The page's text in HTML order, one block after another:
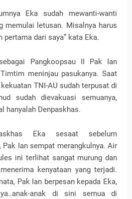
Eka sudah mewanti-wanti
memulai letusan. Misalnya harus
pertama dari saya” kata Eka.
Pangkoopsau II Pak Ian
meninjau pasukanya. Saat
TNI-AU sudah terpusat di
sudah dievakuasi semuanya,
hanyalah Denpaskhas.
Eka sesaat sebelum
Ian sempat merangkulnya. Air
ini terlihat sangat murung dan
kenyataan yang terjadi.
Pak Ian berpesan kepada Eka,
anak di sini semua di